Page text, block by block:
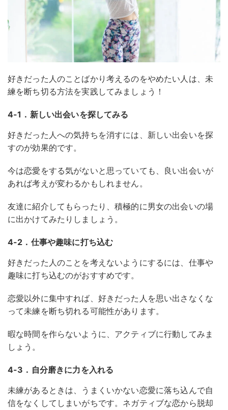
好きだった人のことばかり考えるのをやめたい人は、未
練を断ち切る方法を実践してみましょう！
4-1．新しい出会いを探してみる
好きだった人への気持ちを消すには、新しい出会いを探
すのが効果的です。
今は恋愛をする気がないと思っていても、良い出会いが
あれば考えが変わるかもしれません。
友達に紹介してもらったり、積極的に男女の出会いの場
に出かけてみたりしましょう。
4-2．仕事や趣味に打ち込む
好きだった人のことを考えないようにするには、仕事や
趣味に打ち込むのがおすすめです。
恋愛以外に集中すれば、好きだった人を思い出さなくな
って未練を断ち切れる可能性があります。
暇な時間を作らないように、アクティブに行動してみま
しょう。
4-3．自分磨きに力を入れる
未練があるときは、うまくいかない恋愛に落ち込んで自
信をなくしてしまいがちです。ネガティブな恋から脱却